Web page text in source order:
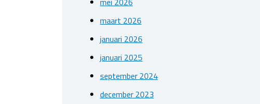
maart 2026
januari 2026
januari 2025
september 2024
december 2023